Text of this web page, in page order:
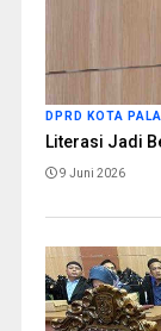
DPRD KOTA
Literasi Jadi
9 Juni 2026